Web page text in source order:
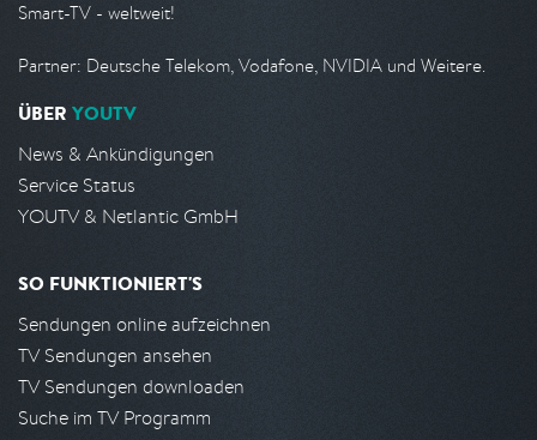
Smart-TV - weltweit!
Partner: Deutsche Telekom, Vodafone, NVIDIA und Weitere.
ÜBER YOUTV
News & Ankündigungen
Service Status
YOUTV & Netlantic GmbH
SO FUNKTIONIERT'S
Sendungen online aufzeichnen
TV Sendungen ansehen
TV Sendungen downloaden
Suche im TV Programm